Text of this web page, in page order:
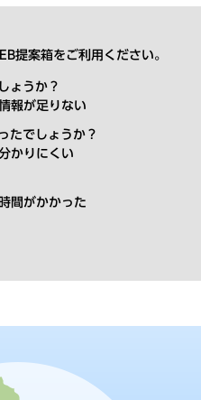
提案箱をご利用ください。
ょうか？
報が足りない
たでしょうか？
かりにくい
時間がかかった